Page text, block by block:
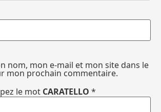
nom, mon e-mail et mon site dans le
mon prochain commentaire.
le mot CARATELLO *